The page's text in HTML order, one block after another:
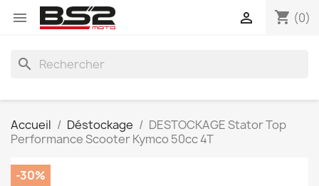
 shopping_cart (0)

search
Accueil Déstockage
DESTOCKAGE Stator Top
Performance Scooter Kymco 50cc 4T
-30%